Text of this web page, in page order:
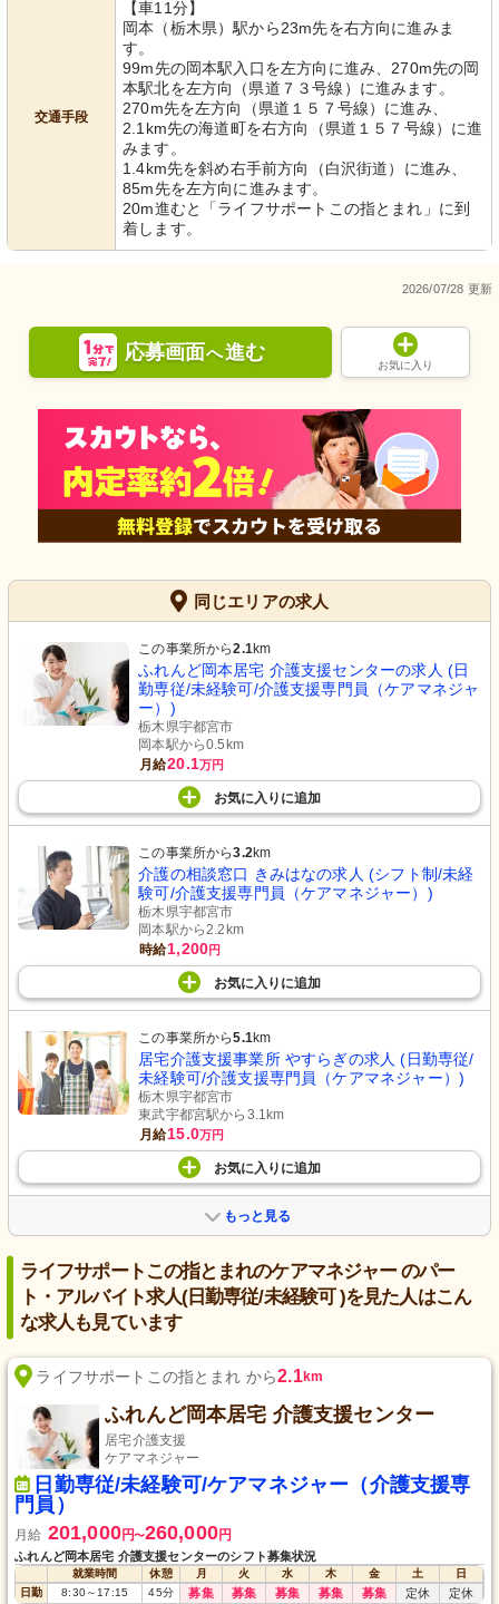
交通手段
【車11分】
岡本（栃木県）駅から23m先を右方向に進みま
す。
99m先の岡本駅入口を左方向に進み、270m先の岡
本駅北を左方向（県道７３号線）に進みます。
270m先を左方向（県道１５７号線）に進み、
2.1km先の海道町を右方向（県道１５７号線）に進
みます。
1.4km先を斜め右手前方向（白沢街道）に進み、
85m先を左方向に進みます。
20m進むと「ライフサポートこの指とまれ」に到
着します。
2026/07/28 更新
応募画面へ進む
お気に入り
同じエリアの求人
この事業所から2.1km
ふれんど岡本居宅 介護支援センターの求人 (日
勤専従/未経験可/介護支援専門員（ケアマネジャ
ー）)
栃木県宇都宮市
岡本駅から0.5km
月給20.1万円
お気に入り に追加
この事業所から3.2km
介護の相談窓口 きみはなの求人 (シフト制/未経
験可/介護支援専門員（ケアマネジャー）)
栃木県宇都宮市
岡本駅から2.2km
時給1,200円
お気に入り に追加
この事業所から5.1km
居宅介護支援事業所 やすらぎの求人 (日勤専従/
未経験可/介護支援専門員（ケアマネジャー）)
栃木県宇都宮市
東武宇都宮駅から3.1km
月給15.0万円
お気に入り に追加
もっと見る
ライフサポートこの指とまれのケアマネジャー のパー
ト・アルバイト求人(日勤専従/未経験可 )を見た人はこん
な求人も見ています
ライフサポートこの指とまれ から2.1km
ふれんど岡本居宅 介護支援センター
居宅介護支援
ケアマネジャー
日勤専従/未経験可/ケアマネジャー（介護支援専
門員）
月給 201,000円〜260,000円
ふれんど岡本居宅 介護支援センターのシフト募集状況
就業時間 休憩 月 火 水 木 金 土
日
日勤
8:30～17:15 45分 募集 募集 募集 募集 募集 定休 定休